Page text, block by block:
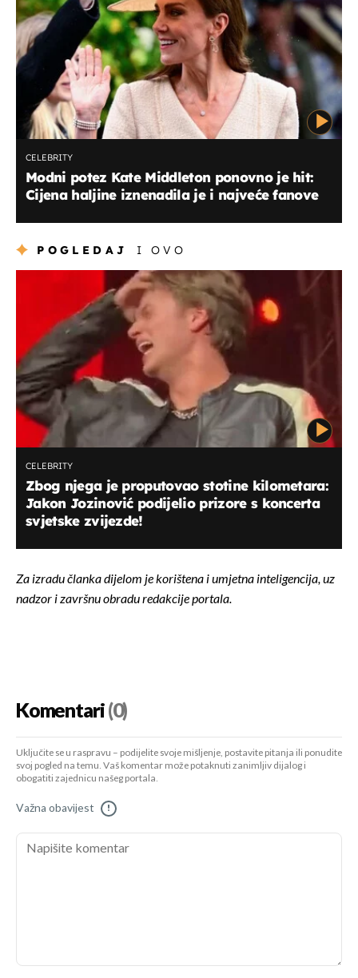
CELEBRITY
Modni potez Kate Middleton ponovno je hit:
Cijena haljine iznenadila je i najveće fanove
POGLEDAJ I OVO
CELEBRITY
Zbog njega je proputovao stotine kilometara:
Jakon Jozinović podijelio prizore s koncerta
svjetske zvijezde!
Za izradu članka dijelom je korištena i umjetna inteligencija, uz
nadzor i završnu obradu redakcije portala.
Komentari(0)
Uključite se u raspravu – podijelite svoje mišljenje, postavite pitanja ili ponudite
svoj pogled na temu. Vaš komentar može potaknuti zanimljiv dijalog i
obogatiti zajednicu našeg portala.
Važna obavijest !